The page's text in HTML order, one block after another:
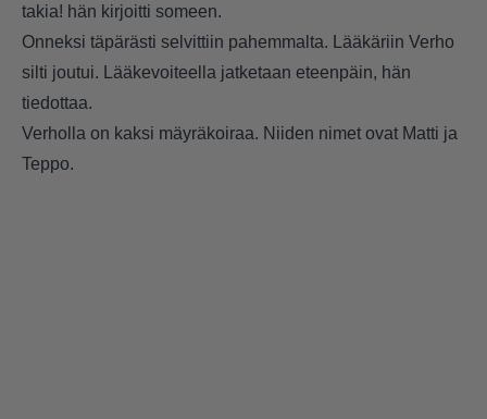
takia! hän kirjoitti someen.
Onneksi täpärästi selvittiin pahemmalta. Lääkäriin Verho
silti joutui. Lääkevoiteella jatketaan eteenpäin, hän
tiedottaa.
Verholla on kaksi mäyräkoiraa. Niiden nimet ovat Matti ja
Teppo.